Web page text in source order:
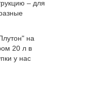
– для
на
20 л в
у нас